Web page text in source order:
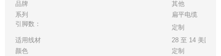
品牌
其他
系列
扁平电缆
引脚数：
定制
适用线材
28 至 14 美国线
颜色
定制